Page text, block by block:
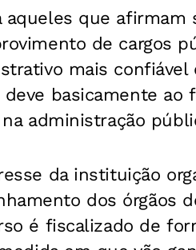
aqueles que
de cargos
mais
deve basicamente
administração
da instituição
dos órgãos
é fiscalizado de